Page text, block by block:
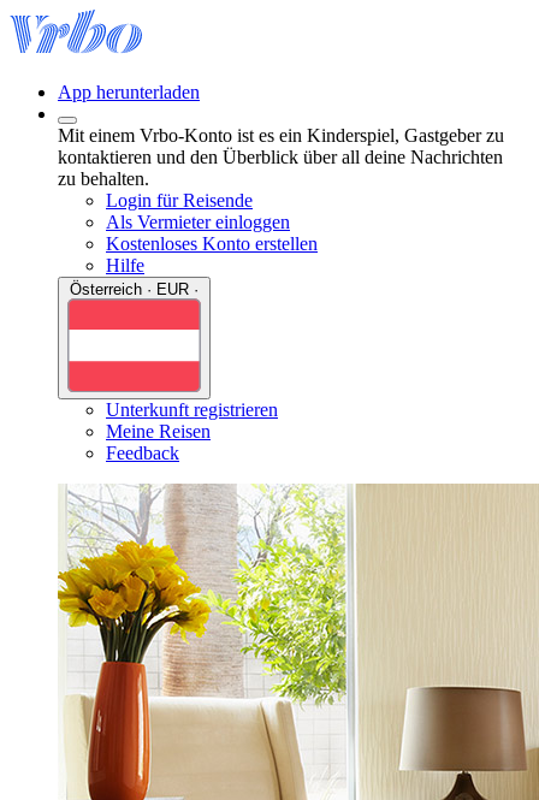
App herunterladen
Mit einem Vrbo-Konto ist es ein Kinderspiel, Gastgeber zu
kontaktieren und den Überblick über all deine Nachrichten
zu behalten.
Login für Reisende
Als Vermieter einloggen
Kostenloses Konto erstellen
Hilfe
Unterkunft registrieren
Meine Reisen
Feedback